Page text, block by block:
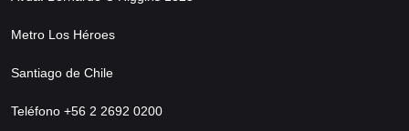
Metro Los Héroes
Santiago de Chile
Teléfono +56 2 2692 0200